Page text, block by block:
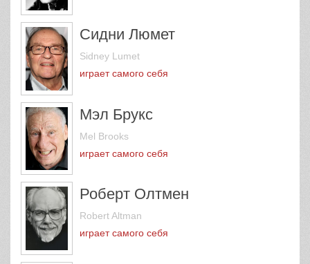
Сидни Люмет
Sidney Lumet
играет самого себя
Мэл Брукс
Mel Brooks
играет самого себя
Роберт Олтмен
Robert Altman
играет самого себя